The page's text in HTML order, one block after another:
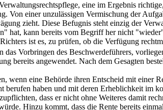
eine im Ergebnis
Von einer unzulässigen Vermischung der
zieht. Diese Befugnis steht einzig der
hat, kann bereits vom Begriff her nicht
ist es, zu prüfen, ob die Verfügung
Vorbringen des Beschwerdeführers,
bereits angewendet. Nach dem Gesagten
wenn eine Behörde ihren Entscheid mit einer
berufen haben und mit deren Erheblichkeit im
dass er nicht ohne Weiteres damit
Hinzu kommt, dass die Rente bereits